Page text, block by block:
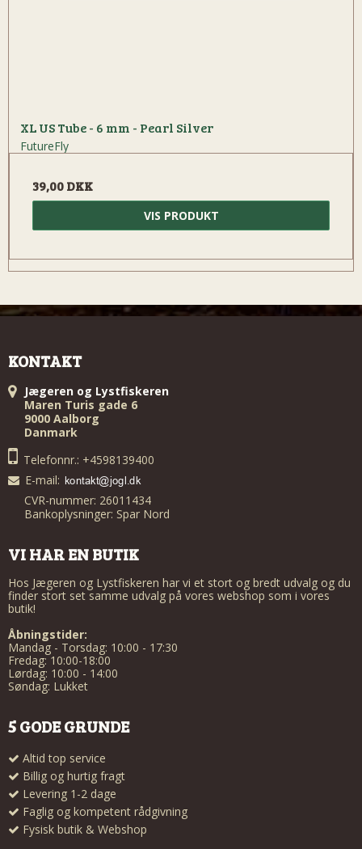
XL US Tube - 6 mm - Pearl Silver
FutureFly
39,00 DKK
VIS PRODUKT
KONTAKT
Jægeren og Lystfiskeren
Maren Turis gade 6
9000 Aalborg
Danmark
Telefonnr.: +4598139400
E-mail:
CVR-nummer: 26011434
Bankoplysninger: Spar Nord
VI HAR EN BUTIK
Hos Jægeren og Lystfiskeren har vi et stort og bredt udvalg og du
finder stort set samme udvalg på vores webshop som i vores
butik!
Åbningstider:
Mandag - Torsdag: 10:00 - 17:30
Fredag: 10:00-18:00
Lørdag: 10:00 - 14:00
Søndag: Lukket
5 GODE GRUNDE
Altid top service
Billig og hurtig fragt
Levering 1-2 dage
Faglig og kompetent rådgivning
Fysisk butik & Webshop